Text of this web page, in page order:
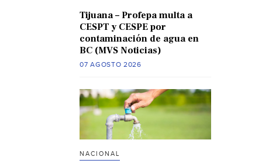
Tijuana – Profepa multa a
CESPT y CESPE por
contaminación de agua en
BC (MVS Noticias)
07 AGOSTO 2026
NACIONAL